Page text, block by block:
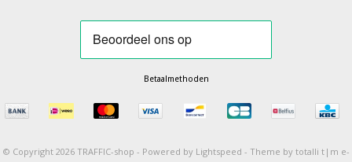
Betaalmethoden
© Copyright 2026 TRAFFIC-shop - Powered by Lightspeed - Theme by totalli t|m e-